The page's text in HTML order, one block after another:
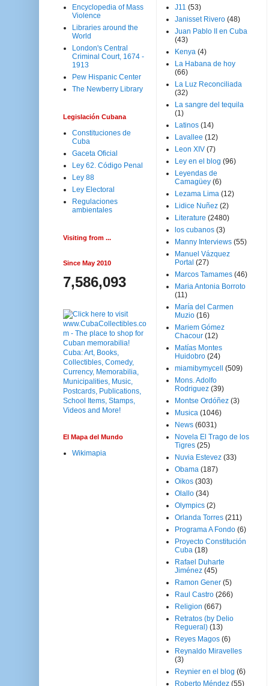
Encyclopedia of Mass
Violence
Libraries around the
World
London's Central
Criminal Court, 1674 -
1913
Pew Hispanic Center
The Newberry Library
Legislación Cubana
Constituciones de
Cuba
Gaceta Oficial
Ley 62. Código Penal
Ley 88
Ley Electoral
Regulaciones
ambientales
Visiting from ...
Since May 2010
7,586,093
El Mapa del Mundo
Wikimapia
J11 (53)
Janisset Rivero (48)
Juan Pablo II en Cuba
(43)
Kenya (4)
La Habana de hoy
(66)
La Luz Reconciliada
(32)
La sangre del tequila
(1)
Latinos (14)
Lavallee (12)
Leon XIV (7)
Ley en el blog (96)
Leyendas de
Camagüey (6)
Lezama Lima (12)
Lidice Nuñez (2)
Literature (2480)
los cubanos (3)
Manny Interviews (55)
Manuel Vázquez
Portal (27)
Marcos Tamames (46)
Maria Antonia Borroto
(11)
María del Carmen
Muzio (16)
Mariem Gómez
Chacour (12)
Matías Montes
Huidobro (24)
miamibymycell
(509)
Mons. Adolfo
Rodriguez (39)
Montse Ordóñez (3)
Musica (1046)
News (6031)
Novela El Trago de los
Tigres (25)
Nuvia Estevez (33)
Obama (187)
Oikos (303)
Olallo (34)
Olympics (2)
Orlanda Torres (211)
Programa A Fondo (6)
Proyecto Constitución
Cuba (18)
Rafael Duharte
Jiménez (45)
Ramon Gener (5)
Raul Castro (266)
Religion (667)
Retratos (by Delio
Regueral) (13)
Reyes Magos (6)
Reynaldo Miravelles
(3)
Reynier en el blog (6)
Roberto Méndez (55)